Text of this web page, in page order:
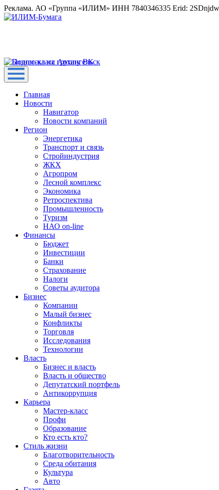
Реклама. АО «Группа «ИЛИМ» ИНН 7840346335 Erid:
Главная
Новости
Навигатор
Новости компаний
Регион
Энергетика
Транспорт и связь
Стройиндустрия
ЖКХ
Агропром
Лесной комплекс
Экономика
Ретроспектива
Промышленность
Туризм
НАО on-line
Финансы
Бюджет
Инвестиции
Банки
Страхование
Налоги
Советы аудитора
Бизнес
Компании
Малый бизнес
Конфликты
Торговля
Исследования
Технологии
Власть
Бизнес и власть
Власть и общество
Депутатский портфель
Антикоррупция
Карьера
Мастер-класс
Профи
Образование
Кто есть кто?
Стиль жизни
Благотворительность
Среда обитания
Культура
Авто